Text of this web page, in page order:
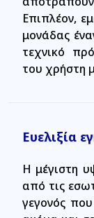
Επιπλέον,
μονάδας
τεχνικό
του χρήστη
Ευελιξία
Η μέγιστη
από τις
γεγονός